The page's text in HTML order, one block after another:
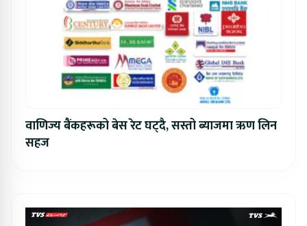
वाणिज्य बैंकहरूको बेस रेट घट्दै, सस्तो ब्याजमा ऋण लिन
सहज